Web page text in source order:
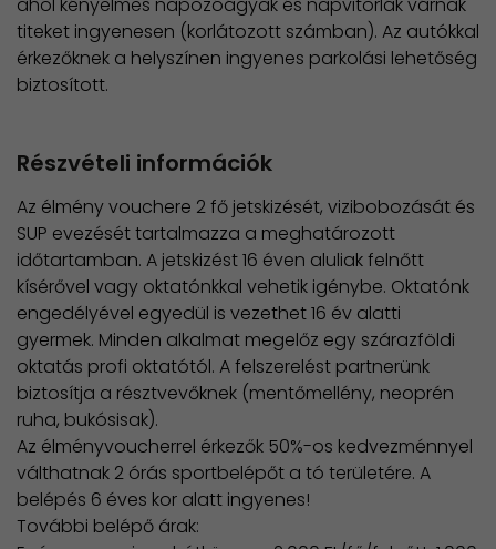
ahol kényelmes napozóágyak és napvitorlák várnak
titeket ingyenesen (korlátozott számban). Az autókkal
érkezőknek a helyszínen ingyenes parkolási lehetőség
biztosított.
Részvételi információk
Az élmény vouchere 2 fő jetskizését, vizibobozását és
SUP evezését tartalmazza a meghatározott
időtartamban. A jetskizést 16 éven aluliak felnőtt
kísérővel vagy oktatónkkal vehetik igénybe. Oktatónk
engedélyével egyedül is vezethet 16 év alatti
gyermek. Minden alkalmat megelőz egy szárazföldi
oktatás profi oktatótól. A felszerelést partnerünk
biztosítja a résztvevőknek (mentőmellény, neoprén
ruha, bukósisak).
Az élményvoucherrel érkezők 50%-os kedvezménnyel
válthatnak 2 órás sportbelépőt a tó területére. A
belépés 6 éves kor alatt ingyenes!
További belépő árak: